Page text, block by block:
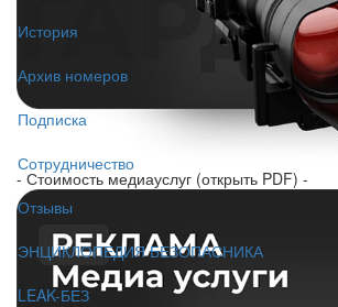
История
Архив номеров
Подписка
Сотрудничество
Отзывы
ЭНЦИКЛОПЕДИЯ БЕЗОПАСНИКА
LEAK-БЕЗ
- Стоимость медиауслуг (открыть PDF) -